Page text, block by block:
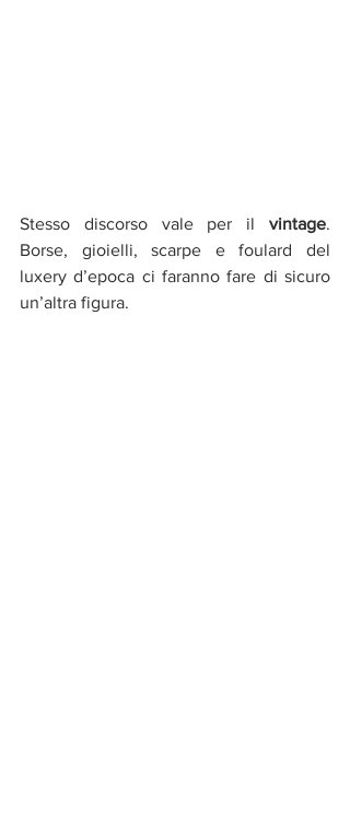
Stesso discorso vale per il vintage.
Borse, gioielli, scarpe e foulard del
luxery d’epoca ci faranno fare di sicuro
un’altra figura.